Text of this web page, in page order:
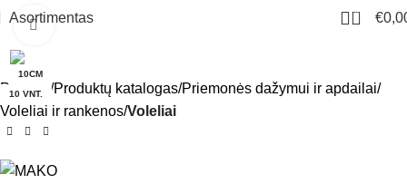
Asortimentas 0 €
10CM
10 VNT.
Click to enlarge
Pradžia Produktų katalogas Priemonės dažymui ir apdailai
Voleliai ir rankenos Voleliai